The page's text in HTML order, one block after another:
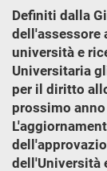
Definiti dalla
dell'assessore
università e
Universitaria
per il diritto
prossimo
dell'Università